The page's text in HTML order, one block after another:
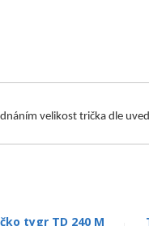
velikost trička dle
tygr TD 240 M